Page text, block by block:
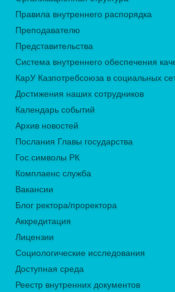
Правила внутреннего распорядка
Преподавателю
Представительства
Система внутреннего обеспечения
КарУ Казпотребсоюза в социальных
Достижения наших сотрудников
Календарь событий
Архив новостей
Послания Главы государства
Гос.символы РК
Комплаенс служба
Вакансии
Блог ректора/проректора
Аккредитация
Лицензии
Социологические исследования
Доступная среда
Реестр внутренних документов